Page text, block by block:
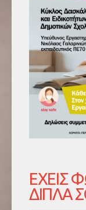
ΈΧΕΙΣ
ΔΊΠΛΑ